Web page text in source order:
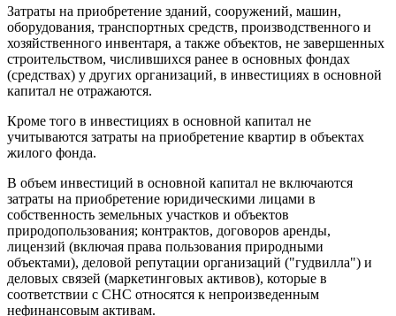
Затраты на приобретение зданий, сооружений, машин,
оборудования, транспортных средств, производственного и
хозяйственного инвентаря, а также объектов, не завершенных
строительством, числившихся ранее в основных фондах
(средствах) у других организаций, в инвестициях в основной
капитал не отражаются.
Кроме того в инвестициях в основной капитал не
учитываются затраты на приобретение квартир в объектах
жилого фонда.
В объем инвестиций в основной капитал не включаются
затраты на приобретение юридическими лицами в
собственность земельных участков и объектов
природопользования; контрактов, договоров аренды,
лицензий (включая права пользования природными
объектами), деловой репутации организаций ("гудвилла") и
деловых связей (маркетинговых активов), которые в
соответствии с СНС относятся к непроизведенным
нефинансовым активам.